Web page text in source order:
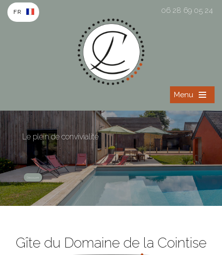
FR 06 28 69 05 24
Menu
Le plein de convivialité
Découvrir
Gîte du Domaine de la Cointise